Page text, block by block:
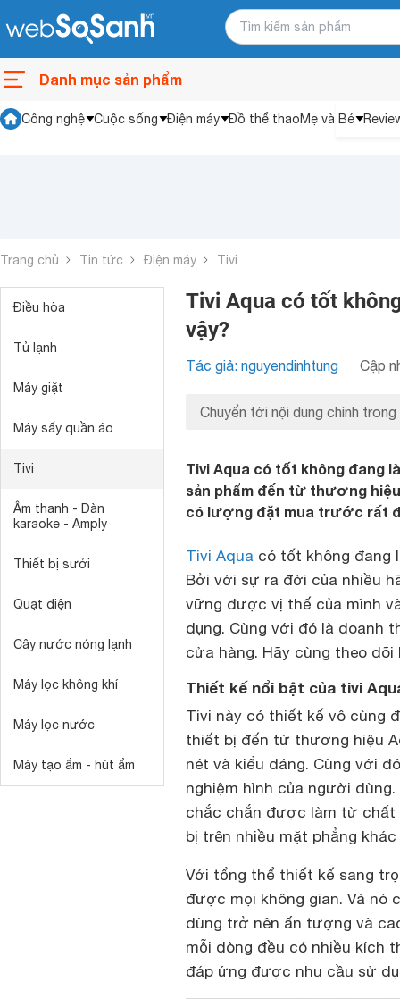
Danh mục sản phẩm
Công nghệ Cuộc sống Điện máy Đồ thể thaoMẹ và Bé
Trang chủ Tin tức Điện máy Tivi
Điều hòa
Tủ lạnh
Máy giặt
Máy sấy quần áo
Tivi
Âm thanh - Dàn
karaoke - Amply
Thiết bị sưởi
Quạt điện
Cây nước nóng lạnh
Máy lọc không khí
Máy lọc nước
Máy tạo ẩm - hút ẩm
Tivi Aqua có tốt
vậy?
Tác giả: nguyendinhtung Cập
Chuyển tới nội dung chính trong
Tivi Aqua có tốt không đang
sản phẩm đến từ thương
có lượng đặt mua trước rất
Tivi Aqua có tốt không đang
Bởi với sự ra đời của nhiều
vững được vị thế của mình
dụng. Cùng với đó là doanh
cửa hàng. Hãy cùng theo
Thiết kế nổi bật của tivi
Tivi này có thiết kế vô cùng
thiết bị đến từ thương hiệu
nét và kiểu dáng. Cùng với
nghiệm hình của người
chắc chắn được làm từ chất
bị trên nhiều mặt phẳng khác
Với tổng thể thiết kế sang
được mọi không gian. Và nó
dùng trở nên ấn tượng và
mỗi dòng đều có nhiều kích
đáp ứng được nhu cầu sử